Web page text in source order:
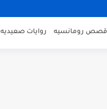
قصص رومانسيه روايات صعيديه